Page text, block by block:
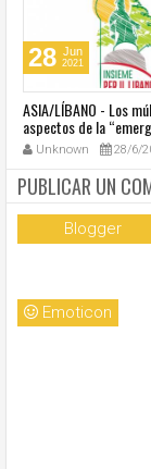
28 Jun
2021
ASIA/LÍBANO - Los
aspectos de la
al centro de la cumbre
convocada por el Papa
Unknown 28/6/
PUBLICAR UN
Blogger
Emoticon